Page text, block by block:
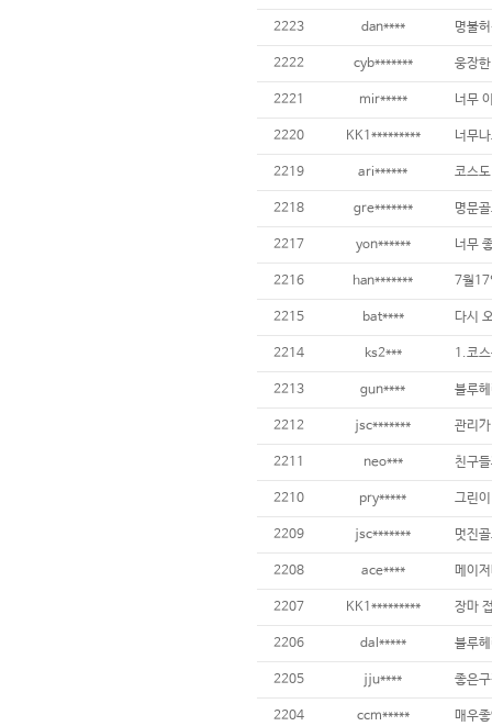
2223 dan****
2222 cyb******* 웅장
2221 mir***** 너무
2220 KK1*********
2219 ari******
2218 gre******* 명문
2217 yon******
2216 han*******
2215 bat****
2214 ks2***
2213 gun****
2212 jsc*******
2211 neo***
2210 pry*****
2209 jsc*******
2208 ace****
2207 KK1*********
2206 dal*****
2205 jju****
2204 ccm*****